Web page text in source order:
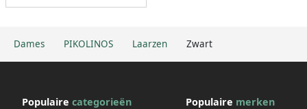
Dames PIKOLINOS Laarzen Zwart
Populaire categorieën Populaire merken